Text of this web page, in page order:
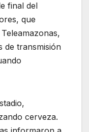
final del
que
de transmisión
cerveza.